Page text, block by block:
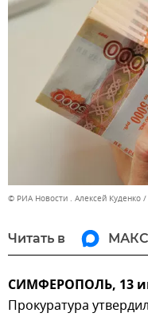
© РИА Новости . Алексей Куденко
Читать в МАКС
СИМФЕРОПОЛЬ, 13
Прокуратура